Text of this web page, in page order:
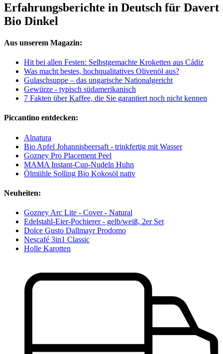
Erfahrungsberichte in Deutsch für Davert
Bio Dinkel
Aus unserem Magazin:
Hit bei allen Festen: Selbstgemachte Kroketten aus Cádiz
Was macht bestes, hochqualitatives Olivenöl aus?
Gulaschsuppe – das ungarische Nationalgericht
Gewürze - typisch südamerikanisch
7 Fakten über Kaffee, die Sie garantiert noch nicht kennen
Piccantino entdecken:
Alnatura
Bio Apfel Johannisbeersaft - trinkfertig mit Wasser
Gozney Pro Placement Peel
MAMA Instant-Cup-Nudeln Huhn
Ölmühle Solling Bio Kokosöl nativ
Neuheiten:
Gozney Arc Lite - Cover - Natural
Edelstahl-Eier-Pochierer - gelb/weiß, 2er Set
Dolce Gusto Dallmayr Prodomo
Nescafé 3in1 Classic
Holle Karotten